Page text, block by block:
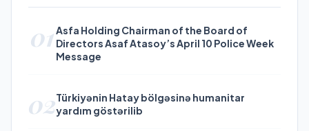
01Asfa Holding Chairman of the Board of
Directors Asaf Atasoy’s April 10 Police Week
Message
02Türkiyənin Hatay bölgəsinə humanitar
yardım göstərilib